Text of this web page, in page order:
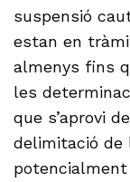
suspensió
estan en
almenys fins
les
que s’aprovi
delimitació de